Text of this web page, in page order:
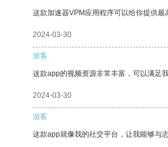
这款加速器VPM应用程序可以给你提供最
2024-03-30
游客
这款app的视频资源非常丰富，可以满足
2024-03-30
游客
这款app就像我的社交平台，让我能够与